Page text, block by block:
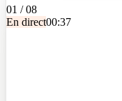
01 /08
En direct00:37